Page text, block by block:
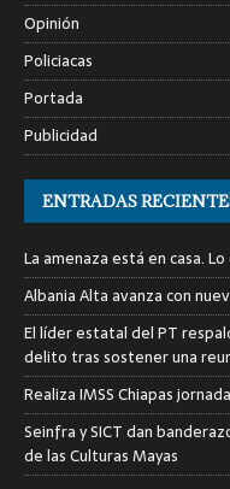
Opinión
Policiacas
Portada
Publicidad
ENTRADAS
La amenaza está en casa.
Albania Alta avanza con
El líder estatal del PT
delito tras sostener una
Realiza IMSS Chiapas
Seinfra y SICT dan
de las Culturas Mayas